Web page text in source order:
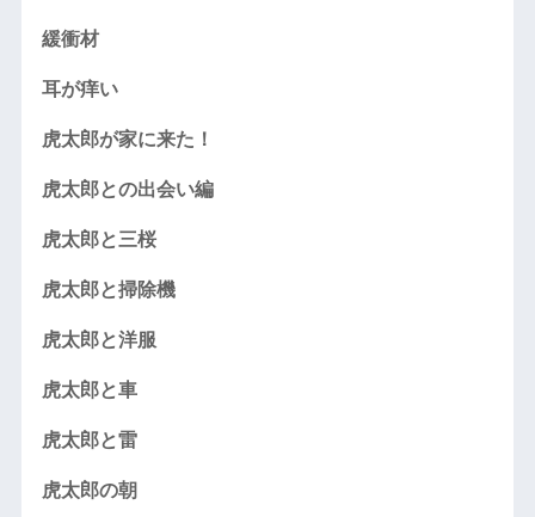
緩衝材
耳が痒い
虎太郎が家に来た！
虎太郎との出会い編
虎太郎と三桜
虎太郎と掃除機
虎太郎と洋服
虎太郎と車
虎太郎と雷
虎太郎の朝